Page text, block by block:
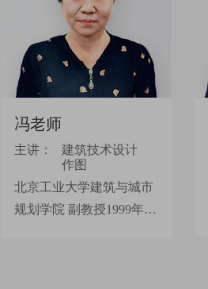
冯老师
主讲：
建筑技术设计
作图
北京工业大学建筑与城市
规划学院 副教授1999年至